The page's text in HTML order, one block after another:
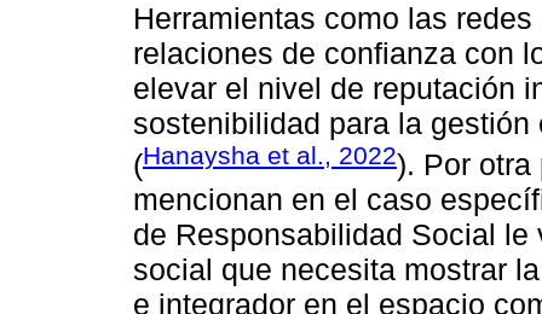
Herramientas como las
relaciones de confianza con
elevar el nivel de reputación
sostenibilidad para la
(Hanaysha et al., 2022). Por
mencionan en el caso
de Responsabilidad Social
social que necesita mostrar
e integrador en el espacio